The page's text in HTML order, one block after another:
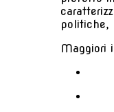
politiche,
Maggiori